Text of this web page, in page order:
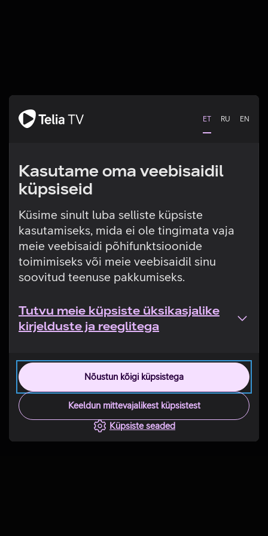
ET RU EN
Kasutame oma veebisaidil
küpsiseid
Küsime sinult luba selliste küpsiste
kasutamiseks, mida ei ole tingimata vaja
meie veebisaidi põhifunktsioonide
toimimiseks või meie veebisaidil sinu
soovitud teenuse pakkumiseks.
Tutvu meie küpsiste üksikasjalike
kirjelduste ja reeglitega
Nõustun kõigi küpsistega
Keeldun mittevajalikest küpsistest
Küpsiste seaded
Tehniline viga